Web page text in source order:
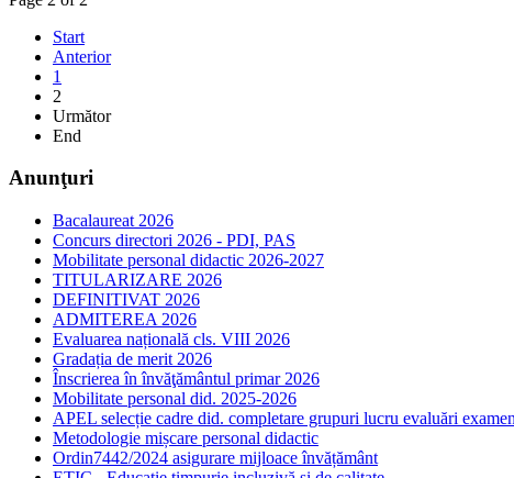
Start
Anterior
1
2
Următor
End
Anunţuri
Bacalaureat 2026
Concurs directori 2026 - PDI, PAS
Mobilitate personal didactic 2026-2027
TITULARIZARE 2026
DEFINITIVAT 2026
ADMITEREA 2026
Evaluarea națională cls. VIII 2026
Gradația de merit 2026
Înscrierea în învăţământul primar 2026
Mobilitate personal did. 2025-2026
APEL selecție cadre did. completare grupuri lucru evaluări
Metodologie mișcare personal didactic
Ordin7442/2024 asigurare mijloace învățământ